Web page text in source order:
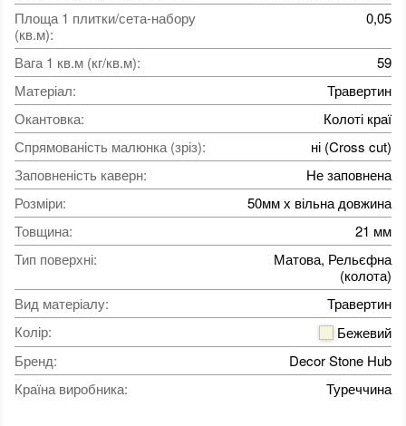
Площа 1 плитки/сета-набору
(кв.м):
0,05
Вага 1 кв.м (кг/кв.м):
59
Матеріал:
Травертин
Окантовка:
Колоті краї
Спрямованість малюнка (зріз):
ні (Cross cut)
Заповненість каверн:
Не заповнена
Розміри:
50мм х вільна довжина
Товщина:
21 мм
Тип поверхні:
Матова, Рельєфна
(колота)
Вид матеріалу:
Травертин
Колір:
Бежевий
Бренд:
Decor Stone Hub
Країна виробника: Туреччина